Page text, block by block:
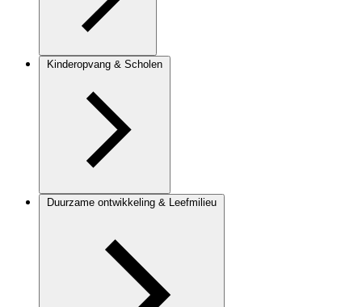
Kinderopvang & Scholen
Duurzame ontwikkeling & Leefmilieu